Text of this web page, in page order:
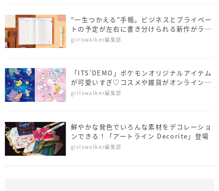
“一生つかえる”手帳。ビジネスとプライベー
トの予定が左右に書き分けられる新作がライ
ンアップ
girlswalker編集部
「ITS’DEMO」ポケモンオリジナルアイテム
が可愛いすぎ♡コスメや雑貨がオンラインス
トアで先行発売
girlswalker編集部
鮮やかな発色でいろんな素材をデコレーショ
ンできる！「アートライン Decorite」登場
girlswalker編集部